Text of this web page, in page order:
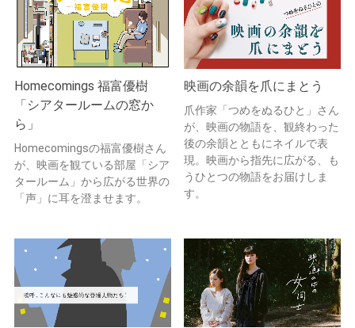
Homecomings 福富優樹
「シアタールームの窓か
ら」
Homecomingsの福富優樹さん
が、映画を観ている部屋「シア
タールーム」から広がる世界の
「声」に耳を澄ませます。
映画の余韻を爪にまとう
爪作家「つめをぬるひと」さん
が、映画の物語を、観終わった
後の余韻とともにネイルで表
現。映画から指先に広がる、も
うひとつの物語をお届けしま
す。